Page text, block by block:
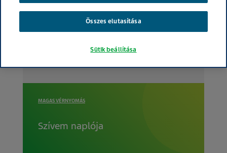
MAGAS VÉRNYOMÁS
Szívem naplója
Összes elutasítása
Sütik beállítása